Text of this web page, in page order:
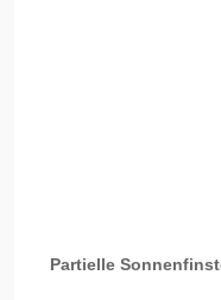
Partielle